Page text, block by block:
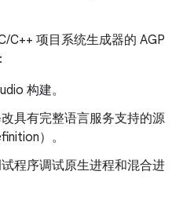
C++ 项目系统生成器的 AGP
构建。
具有完整语言服务支持的源
）。
程序调试原生进程和混合进